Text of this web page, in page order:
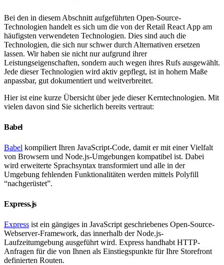
Bei den in diesem Abschnitt aufgeführten Open-Source-
Technologien handelt es sich um die von der Retail React App am
häufigsten verwendeten Technologien. Dies sind auch die
Technologien, die sich nur schwer durch Alternativen ersetzen
lassen. Wir haben sie nicht nur aufgrund ihrer
Leistungseigenschaften, sondern auch wegen ihres Rufs ausgewählt.
Jede dieser Technologien wird aktiv gepflegt, ist in hohem Maße
anpassbar, gut dokumentiert und weitverbreitet.
Hier ist eine kurze Übersicht über jede dieser Kerntechnologien. Mit
vielen davon sind Sie sicherlich bereits vertraut:
Babel
Babel kompiliert Ihren JavaScript-Code, damit er mit einer Vielfalt
von Browsern und Node.js-Umgebungen kompatibel ist. Dabei
wird erweiterte Sprachsyntax transformiert und alle in der
Umgebung fehlenden Funktionalitäten werden mittels Polyfill
“nachgerüstet”.
Express.js
Express ist ein gängiges in JavaScript geschriebenes Open-Source-
Webserver-Framework, das innerhalb der Node.js-
Laufzeitumgebung ausgeführt wird. Express handhabt HTTP-
Anfragen für die von Ihnen als Einstiegspunkte für Ihre Storefront
definierten Routen.